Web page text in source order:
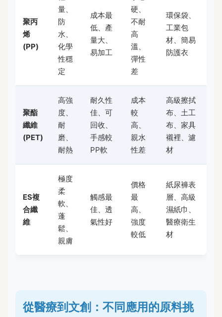
聚丙
烯
(PP)
量、
防
水、
化學
性穩
定
成本最
低、產
量大、
易加工
硬、
不耐
高
溫、
彈性
差
環保袋、
工業包
材、簡易
防護衣
聚酯
纖維
(PET)
高強
度、
耐
磨、
耐熱
耐久性
佳、可
回收、
手感較
PP軟
成本
較
高、
親水
性差
高級擦拭
布、土工
布、家具
襯裡、濾
材
ES複
合纖
維
極度
柔
軟、
蓬
鬆、
親膚
觸感最
佳、透
氣性好
價格
最
高、
強度
較低
紙尿褲表
層、高級
濕紙巾、
醫療衛生
材
從醫療到文創：不同應用的原料挑